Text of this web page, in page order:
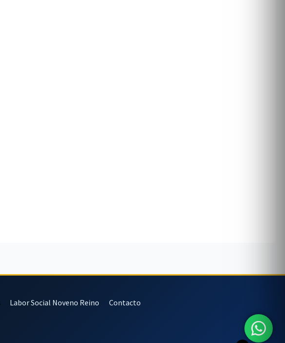
Labor Social Noveno Reino Contacto